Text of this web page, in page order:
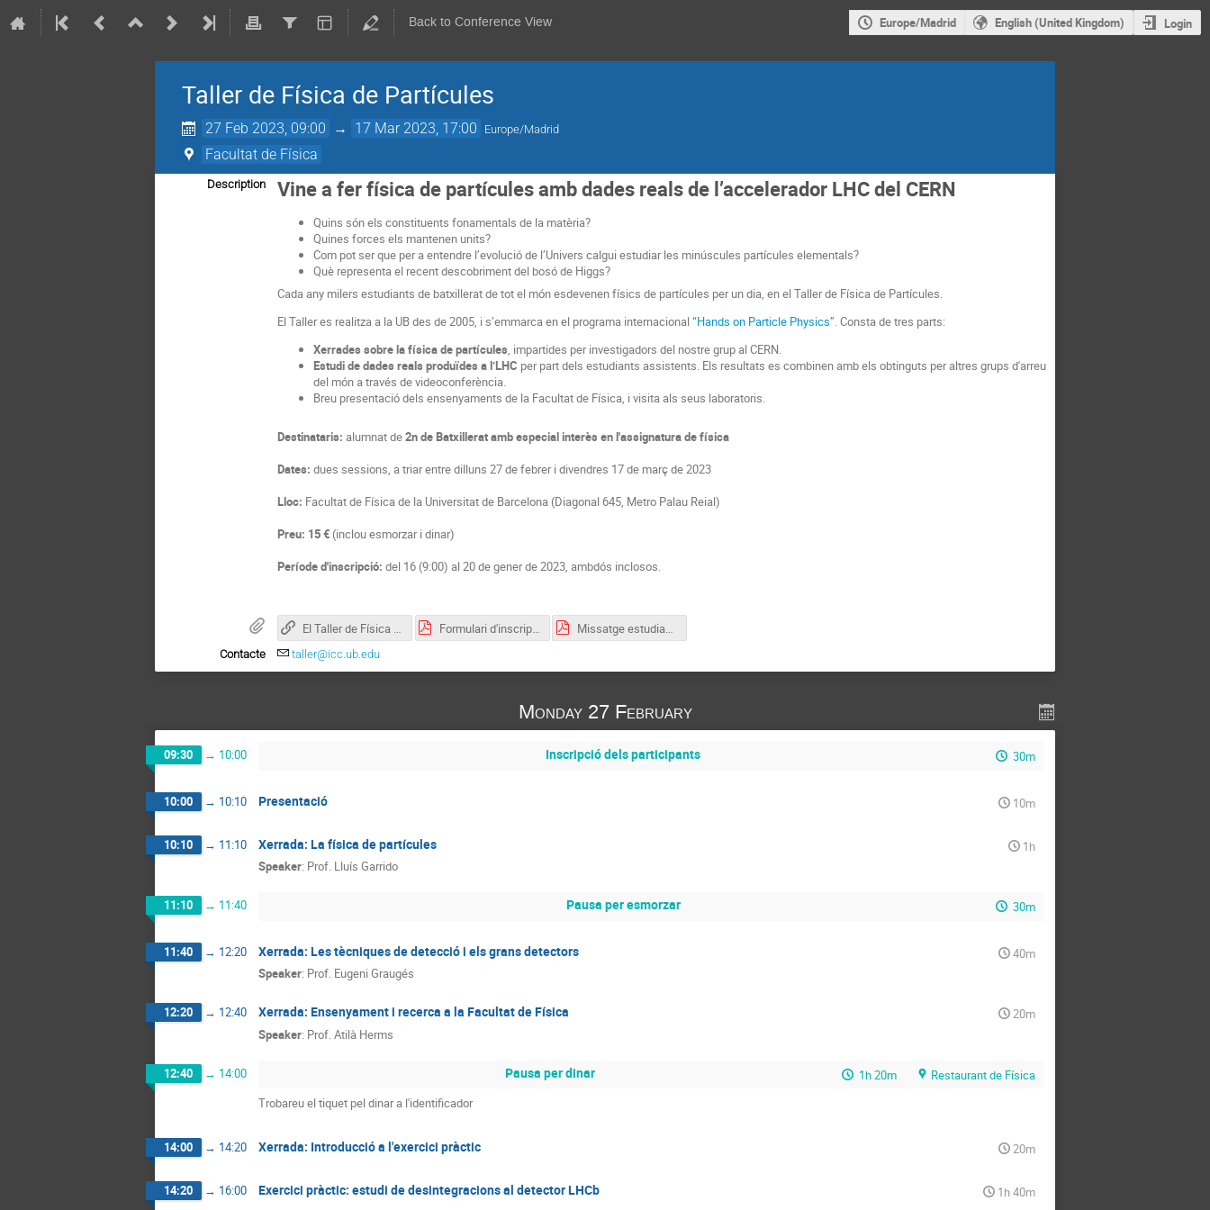
Back to Conference View Europe/Madrid English (United Kingdom) Login
Taller de Física de Partícules
27 Feb 2023, 09:00 → 17 Mar 2023, 17:00 Europe/Madrid
Facultat de Física
Description Vine a fer física de partícules amb dades reals de l’accelerador LHC del CERN
Quins són els constituents fonamentals de la matèria?
Quines forces els mantenen units?
Com pot ser que per a entendre l’evolució de l’Univers calgui estudiar les minúscules partícules elementals?
Què representa el recent descobriment del bosó de Higgs?
Cada any milers estudiants de batxillerat de tot el món esdevenen físics de partícules per un dia, en el Taller de Física de Partícules.
El Taller es realitza a la UB des de 2005, i s’emmarca en el programa internacional “Hands on Particle Physics”. Consta de tres parts:
Xerrades sobre la física de partícules, impartides per investigadors del nostre grup al CERN.
Estudi de dades reals produïdes a l’LHC per part dels estudiants assistents. Els resultats es combinen amb els obtinguts per altres grups d'arreu
del món a través de videoconferència.
Breu presentació dels ensenyaments de la Facultat de Física, i visita als seus laboratoris.
Destinataris:alumnat de2n de Batxillerat amb especial interès en l'assignatura de física
Dates: dues sessions, a triar entre dilluns 27 de febrer i divendres 17 de març de 2023
Lloc: Facultat de Física de la Universitat de Barcelona (Diagonal 645, Metro Palau Reial)
Preu: 15 € (inclou esmorzar i dinar)
Període d'inscripció: del 16 (9:00) al 20 de gener de 2023, ambdós inclosos.
El Taller de Física de Partícules Formulari d'inscripció. Informació detallada.pdf Missatge estudiants. Document adjunt. Dret d’informació.pdf
Contacte taller@icc.ub.edu
Monday 27 February
09:30 → 10:00 Inscripció dels participants 30m
10:00 → 10:10 Presentació 10m
10:10 → 11:10 Xerrada: La física de partícules
1h
Speaker: Prof. Lluís Garrido
11:10 → 11:40 Pausa per esmorzar 30m
11:40 → 12:20 Xerrada: Les tècniques de detecció i els grans detectors
40m
Speaker: Prof. Eugeni Graugés
12:20 → 12:40 Xerrada: Ensenyament i recerca a la Facultat de Física
20m
Speaker: Prof.Atilà Herms
12:40 → 14:00 Pausa per dinar 1h 20m
Restaurant de Física
Trobareu el tiquet pel dinar a l'identificador
14:00 → 14:20 Xerrada: Introducció a l'exercici pràctic 20m
14:20 → 16:00 Exercici pràctic: estudi de desintegracions al detector LHCb 1h 40m